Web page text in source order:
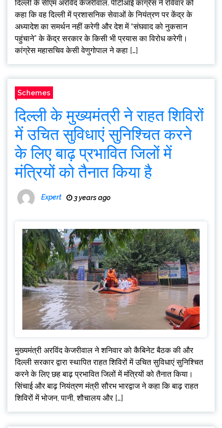
दिल्ली के सीएम अरविंद केजरीवाल. पीटीआई कांग्रेस ने रविवार को
कहा कि वह दिल्ली में प्रशासनिक सेवाओं के नियंत्रण पर केंद्र के
अध्यादेश का समर्थन नहीं करेगी और देश में “संघवाद को नुकसान
पहुंचाने” के केंद्र सरकार के किसी भी प्रयास का विरोध करेगी।
कांग्रेस महासचिव केसी वेणुगोपाल ने कहा […]
Schemes
दिल्ली के मुख्यमंत्री ने राहत शिविरों
में उचित सुविधाएं सुनिश्चित करने
के लिए बाढ़ प्रभावित जिलों में
मंत्रियों को तैनात किया है
Expert 3 years ago
मुख्यमंत्री अरविंद केजरीवाल ने शनिवार को कैबिनेट बैठक की और
दिल्ली सरकार द्वारा स्थापित राहत शिविरों में उचित सुविधाएं सुनिश्चित
करने के लिए छह बाढ़ प्रभावित जिलों में मंत्रियों को तैनात किया।
सिंचाई और बाढ़ नियंत्रण मंत्री सौरभ भारद्वाज ने कहा कि बाढ़ राहत
शिविरों में भोजन, पानी, शौचालय और […]